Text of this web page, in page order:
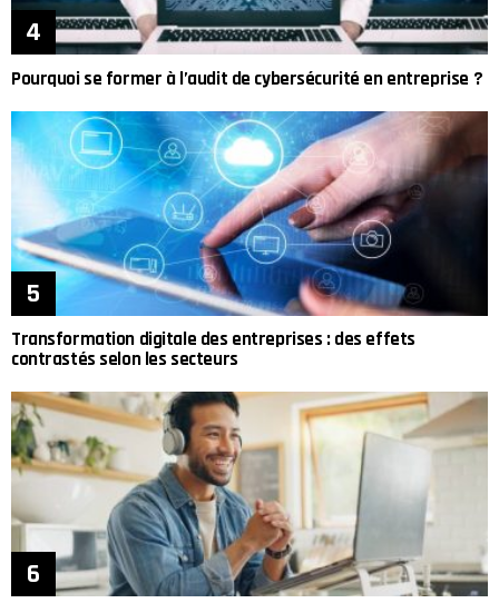
Pourquoi se former à l’audit de cybersécurité en entreprise ?
Transformation digitale des entreprises : des effets
contrastés selon les secteurs